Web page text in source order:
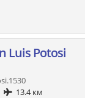
Luis Potosi
13.4 км